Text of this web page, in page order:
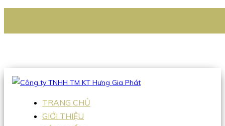
Hotline:0938 336 079
TRANG CHỦ
GIỚI THIỆU